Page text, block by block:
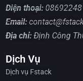
Điện thoại:
Email:
Địa chỉ: Định Công
Dịch Vụ
Dịch vụ Fstack